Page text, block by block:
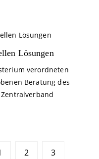
Lösungen
verordneten
Beratung des
2 3